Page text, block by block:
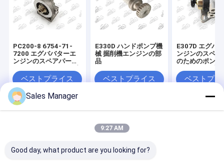
PC200-8 6754-71-
7200 エグババターエ
ンジンのスペアパーツ
機械ベストプライス
E330D ハンドポンプ機
械 掘削機エンジンの部
品
ベストプライス
E307D エグバ
ンジンのスペア
のためのポンプ
ベストプラ
地図
Privacy Policy
Paqiben Machinery. All Rights Reserved.
Sales Manager
9:27 AM
Good day, what product are you looking for?